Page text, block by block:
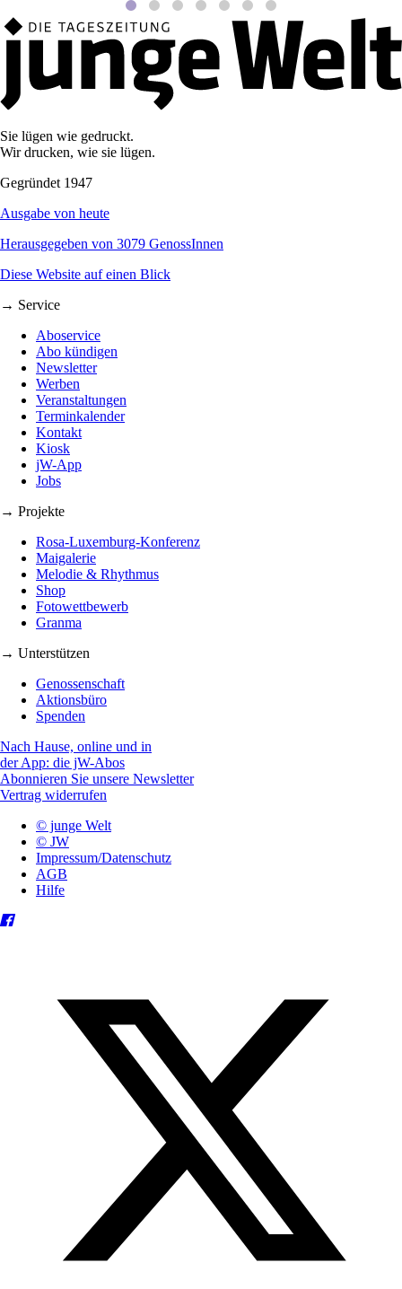
Sie lügen wie gedruckt.
Wir drucken, wie sie lügen.
Gegründet 1947
Ausgabe von heute
Herausgegeben von 3079 GenossInnen
Diese Website auf einen Blick
→ Service
Aboservice
Abo kündigen
Newsletter
Werben
Veranstaltungen
Terminkalender
Kontakt
Kiosk
jW-App
Jobs
→ Projekte
Rosa-Luxemburg-Konferenz
Maigalerie
Melodie & Rhythmus
Shop
Fotowettbewerb
Granma
→ Unterstützen
Genossenschaft
Aktionsbüro
Spenden
Nach Hause, online und in
der App: die jW-Abos
Abonnieren Sie unsere Newsletter
Vertrag widerrufen
© junge Welt
© JW
Impressum/Datenschutz
AGB
Hilfe